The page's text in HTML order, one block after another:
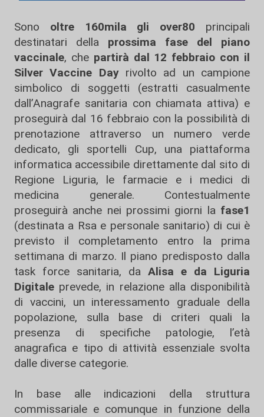
Sono oltre 160mila gli over80 principali
destinatari della prossima fase del piano
vaccinale, chepartirà dal 12 febbraio con il
Silver Vaccine Dayrivolto ad un campione
simbolico di soggetti (estratti casualmente
dall’Anagrafe sanitaria con chiamata attiva) e
proseguirà dal 16 febbraio con la possibilità di
prenotazione attraverso un numero verde
dedicato, gli sportelli Cup, una piattaforma
informatica accessibile direttamente dal sito di
Regione Liguria, le farmacie e i medici di
medicina generale. Contestualmente
proseguirà anche nei prossimi giorni la fase1
(destinata a Rsa e personale sanitario) di cui è
previsto il completamento entro la prima
settimana di marzo. Il piano predisposto dalla
task force sanitaria, da Alisa e da Liguria
Digitale prevede, in relazione alla disponibilità
di vaccini, un interessamento graduale della
popolazione, sulla base di criteri quali la
presenza di specifiche patologie, l’età
anagrafica e tipo di attività essenziale svolta
dalle diverse categorie.
In base alle indicazioni della struttura
commissariale e comunque in funzione della